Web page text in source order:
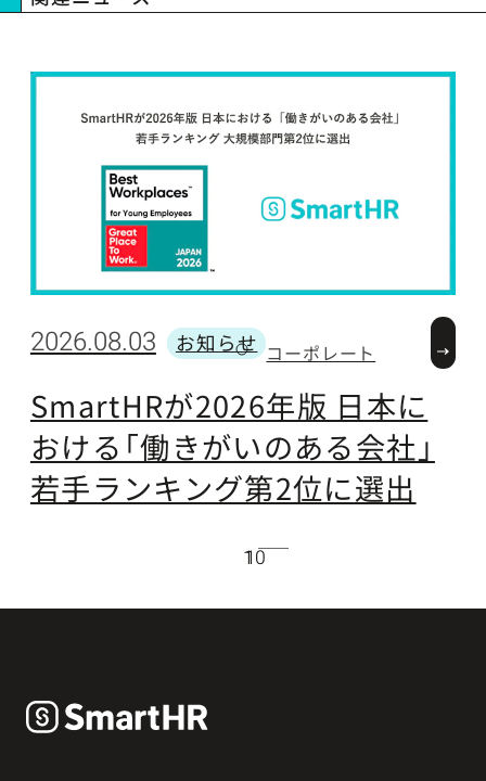
2026.08.03
カテゴリー
お知らせ コーポレート
SmartHRが2026年版 日本に
おける「働きがいのある会社」
若手ランキング第2位に選出
1
10